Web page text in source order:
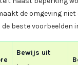
de omgeving niet
beste voorbeelden
Bewijs uit